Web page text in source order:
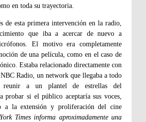
en toda su trayectoria.
de esta primera intervención en la radio,
que iba a acercar de nuevo a
El motivo era completamente
de una película, como en el caso de
Estaba relacionado directamente con
Radio, un network que llegaba a todo
reunir a un plantel de estrellas del
probar si el público aceptaría sus voces,
a la extensión y proliferación del cine
Times informa aproximadamente una